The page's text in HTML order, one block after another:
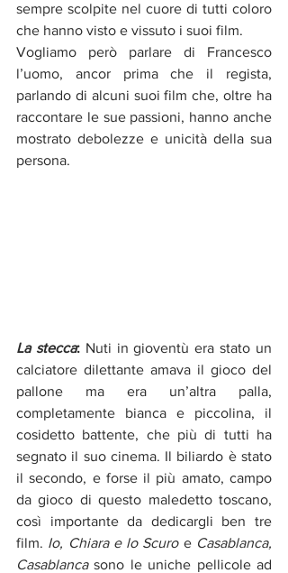
sempre scolpite nel cuore di tutti coloro
che hanno visto e vissuto i suoi film.
Vogliamo però parlare di Francesco
l’uomo, ancor prima che il regista,
parlando di alcuni suoi film che, oltre ha
raccontare le sue passioni, hanno anche
mostrato debolezze e unicità della sua
persona.
La stecca: Nuti in gioventù era stato un
calciatore dilettante amava il gioco del
pallone ma era un’altra palla,
completamente bianca e piccolina, il
cosidetto battente, che più di tutti ha
segnato il suo cinema. Il biliardo è stato
il secondo, e forse il più amato, campo
da gioco di questo maledetto toscano,
così importante da dedicargli ben tre
film. Io, Chiara e lo Scuro e Casablanca,
Casablanca sono le uniche pellicole ad